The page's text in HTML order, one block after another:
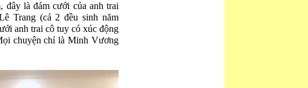
đây là đám cưới của anh trai
Trang (cả 2 đều sinh năm
anh trai cô tuy có xúc động
chuyện chỉ là Minh Vương